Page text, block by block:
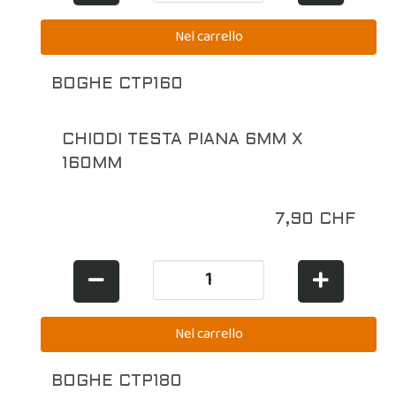
BOGHE CTP160
CHIODI TESTA PIANA 6MM X
160MM
7,90 CHF
BOGHE CTP180